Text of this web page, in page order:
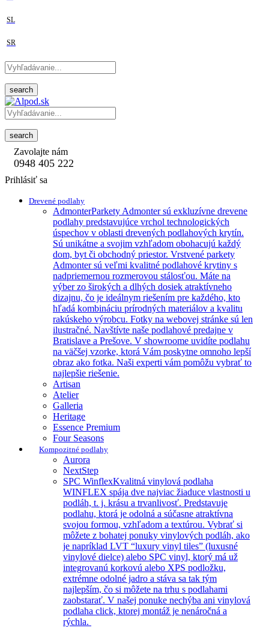
SL
SR
search
search
Zavolajte nám
0948 405 222
Prihlásiť sa
Drevené podlahy
AdmonterParkety Admonter sú exkluzívne drevene
podlahy predstavujúce vrchol technologických
úspechov v oblasti drevených podlahových krytín.
Sú unikátne a svojim vzhľadom obohacujú každý
dom, byt či obchodný priestor. Vrstvené parkety
Admonter sú veľmi kvalitné podlahové krytiny s
nadpriemernou rozmerovou stálosťou. Máte na
výber zo širokých a dlhých dosiek atraktívneho
dizajnu, čo je ideálnym riešením pre každého, kto
hľadá kombináciu prírodných materiálov a kvalitu
rakúskeho výrobcu. Fotky na webovej stránke sú len
ilustračné. Navštívte naše podlahové predajne v
Bratislave a Prešove. V showroome uvidíte podlahu
na väčšej vzorke, ktorá Vám poskytne omnoho lepší
obraz ako fotka. Naši experti vám pomôžu vybrať to
najlepšie riešenie.
Artisan
Atelier
Galleria
Heritage
Essence Premium
Four Seasons
Kompozitné podlahy
Aurora
NextStep
SPC WinflexKvalitná vinylová podlaha
WINFLEX spája dve najviac žiaduce vlastnosti u
podláh, t. j. krásu a trvanlivosť. Predstavuje
podlahu, ktorá je odolná a súčasne atraktívna
svojou formou, vzhľadom a textúrou. Vybrať si
môžete z bohatej ponuky vinylových podláh, ako
je napríklad LVT “luxury vinyl tiles” (luxusné
vinylové dielce) alebo SPC vinyl, ktorý má už
integrovanú korkovú alebo XPS podložku,
extrémne odolné jadro a stáva sa tak tým
najlepším, čo si môžete na trhu s podlahami
zaobstarať. V našej ponuke nechýba ani vinylová
podlaha click, ktorej montáž je nenáročná a
rýchla.